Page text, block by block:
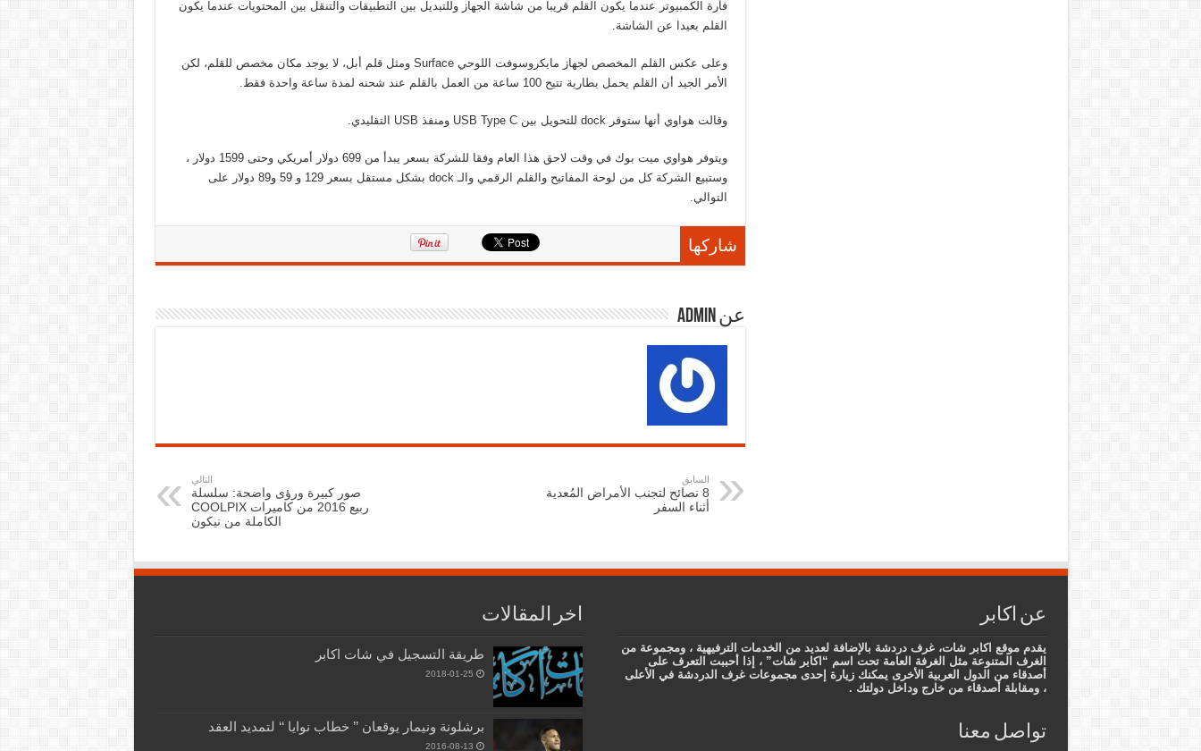
فأرة الكمبيوتر عندما يكون القلم قريبا من شاشة الجهاز وللتبديل بين التطبيقات والتنقل بين المحتويات عندما يكون
القلم بعيدا عن الشاشة.
وعلى عكس القلم المخصص لجهاز مايكروسوفت اللوحي Surface ومثل قلم أبل، لا يوجد مكان مخصص للقلم، لكن
الأمر الجيد أن القلم يحمل بطارية تتيح 100 ساعة من العمل بالقلم عند شحنه لمدة ساعة واحدة فقط.
وقالت هواوي أنها ستوفر dock للتحويل بين USB Type C ومنفذ USB التقليدي.
ويتوفر هواوي ميت بوك في وقت لاحق هذا العام وفقا للشركة بسعر يبدأ من 699 دولار أمريكي وحتى 1599 دولار ،
وستبيع الشركة كل من لوحة المفاتيح والقلم الرقمي والـ dock بشكل مستقل بسعر 129 و 59 و89 دولار على
التوالي.
شاركها
عن admin
السابق
8 نصائح لتجنب الأمراض المُعدية
أثناء السفر
التالي
صور كبيرة ورؤى واضحة: سلسلة
ربيع 2016 من كاميرات COOLPIX
الكاملة من نيكون
عن اكابر
يقدم موقع اكابر شات، غرف دردشة بالإضافة لعديد من الخدمات الترفيهية ، ومجموعة من
الغرف المتنوعة مثل الغرفة العامة تحت اسم “اكابر شات” ، إذا أحببت التعرف على
أصدقاء من الدول العربية الأخرى يمكنك زيارة إحدى مجموعات غرف الدردشة في الأعلى
، ومقابلة أصدقاء من خارج وداخل دولتك .
تواصل معنا
اخر المقالات
طريقة التسجيل في شات اكابر
2018-01-25
برشلونة ونيمار يوقعان ’’ خطاب نوايا ‘‘ لتمديد العقد
2016-08-13